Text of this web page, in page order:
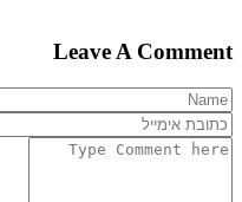
Leave A